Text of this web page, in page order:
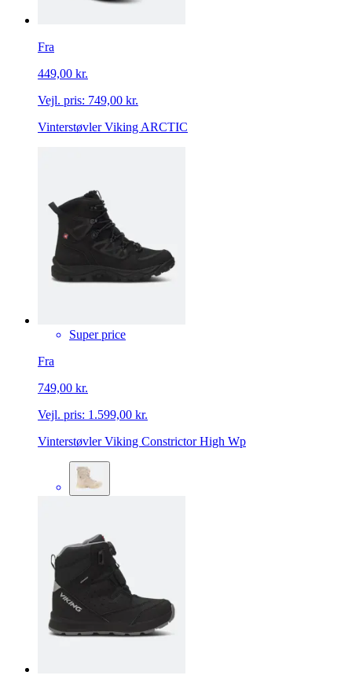
Fra
449,00 kr.
Vejl. pris: 749,00 kr.
Vinterstøvler Viking ARCTIC
Super price
Fra
749,00 kr.
Vejl. pris: 1.599,00 kr.
Vinterstøvler Viking Constrictor High Wp